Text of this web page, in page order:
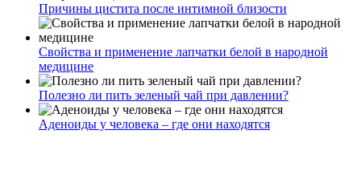
Причины цистита после интимной близости
Свойства и применение лапчатки белой в народной
медицине
Полезно ли пить зеленый чай при давлении?
Аденоиды у человека – где они находятся